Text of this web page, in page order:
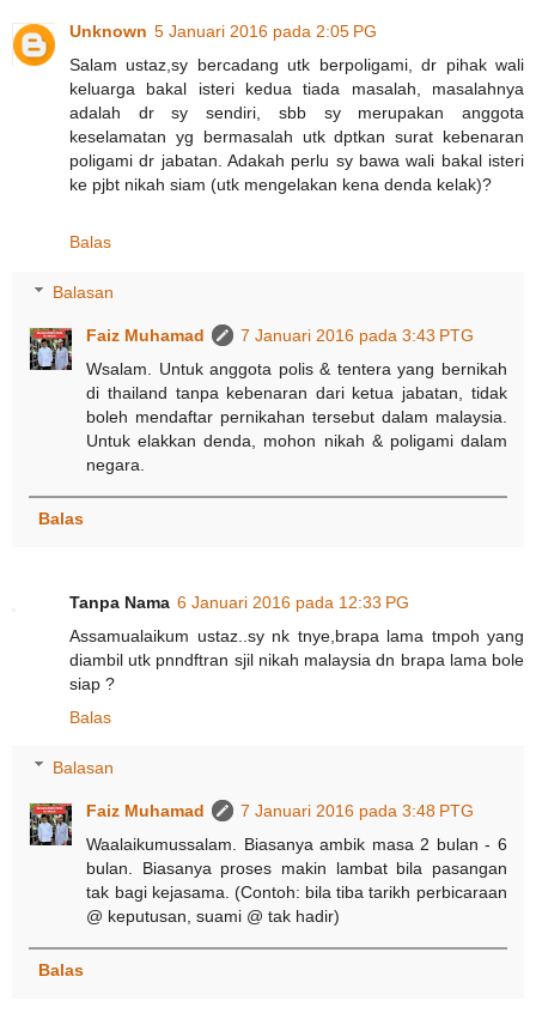
Unknown 5 Januari 2016 pada 2:05 PG
Salam ustaz,sy bercadang utk berpoligami, dr pihak wali
keluarga bakal isteri kedua tiada masalah, masalahnya
adalah dr sy sendiri, sbb sy merupakan anggota
keselamatan yg bermasalah utk dptkan surat kebenaran
poligami dr jabatan. Adakah perlu sy bawa wali bakal isteri
ke pjbt nikah siam (utk mengelakan kena denda kelak)?
Balas
Balasan
Faiz Muhamad
7 Januari 2016 pada 3:43 PTG
Wsalam. Untuk anggota polis & tentera yang bernikah
di thailand tanpa kebenaran dari ketua jabatan, tidak
boleh mendaftar pernikahan tersebut dalam malaysia.
Untuk elakkan denda, mohon nikah & poligami dalam
negara.
Balas
Tanpa Nama 6 Januari 2016 pada 12:33 PG
Assamualaikum ustaz..sy nk tnye,brapa lama tmpoh yang
diambil utk pnndftran sjil nikah malaysia dn brapa lama bole
siap ?
Balas
Balasan
Faiz Muhamad
7 Januari 2016 pada 3:48 PTG
Waalaikumussalam. Biasanya ambik masa 2 bulan - 6
bulan. Biasanya proses makin lambat bila pasangan
tak bagi kejasama. (Contoh: bila tiba tarikh perbicaraan
@ keputusan, suami @ tak hadir)
Balas